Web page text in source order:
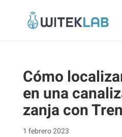
Cómo
en una
zanja con
1 febrero 2023